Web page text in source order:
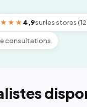
4,9sur les stores
consultations